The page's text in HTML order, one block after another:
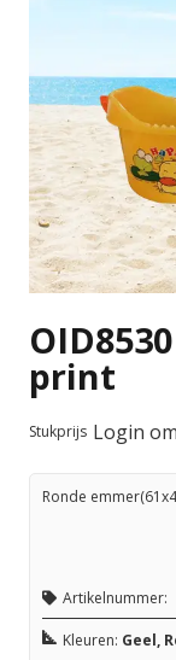
print
Stukprijs Login
Ronde
Artikelnummer:
Kleuren: Geel,